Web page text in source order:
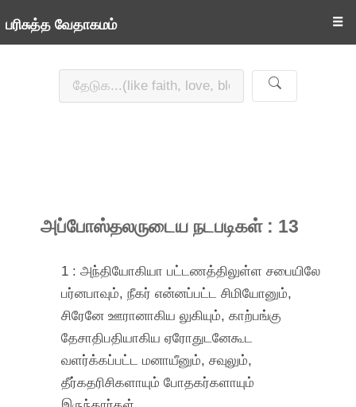
பரிசுத்த வேதாகமம் ☰
அப்போஸ்தலருடைய நடபடிகள் : 13
1 : அந்தியோகியா பட்டணத்திலுள்ள சபையிலே
பர்னபாவும், நீகர் என்னப்பட்ட சிமியோனும்,
சிரேனே ஊரானாகிய லுகியும், காற்பங்கு
தேசாதிபதியாகிய ஏரோதுடனேகூட
வளர்க்கப்பட்ட மனாயீனும், சவுலும்,
தீர்கதரிசிகளாயும் போதகர்களாயும்